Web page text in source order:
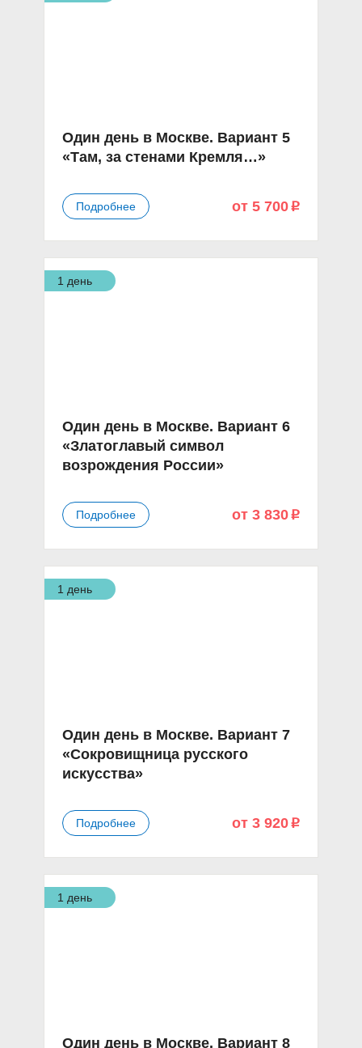
Один день в Москве. Вариант 5
«Там, за стенами Кремля…»
Подробнее от 5 700 p
1 день
Один день в Москве. Вариант 6
«Златоглавый символ
возрождения России»
Подробнее от 3 830 p
1 день
Один день в Москве. Вариант 7
«Сокровищница русского
искусства»
Подробнее от 3 920 p
1 день
Один день в Москве. Вариант 8